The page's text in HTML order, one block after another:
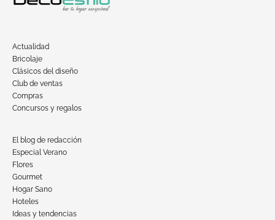
Actualidad
Bricolaje
Clásicos del diseño
Club de ventas
Compras
Concursos y regalos
El blog de redacción
Especial Verano
Flores
Gourmet
Hogar Sano
Hoteles
Ideas y tendencias